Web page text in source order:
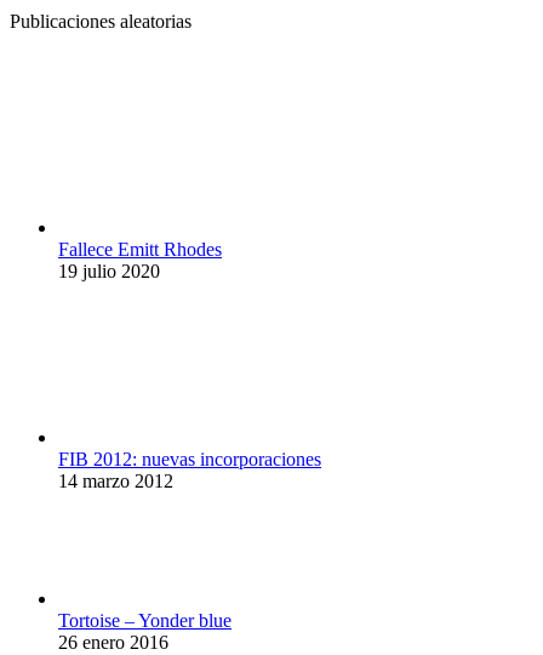
Publicaciones aleatorias
Fallece Emitt Rhodes
19 julio 2020
FIB 2012: nuevas incorporaciones
14 marzo 2012
Tortoise – Yonder blue
26 enero 2016